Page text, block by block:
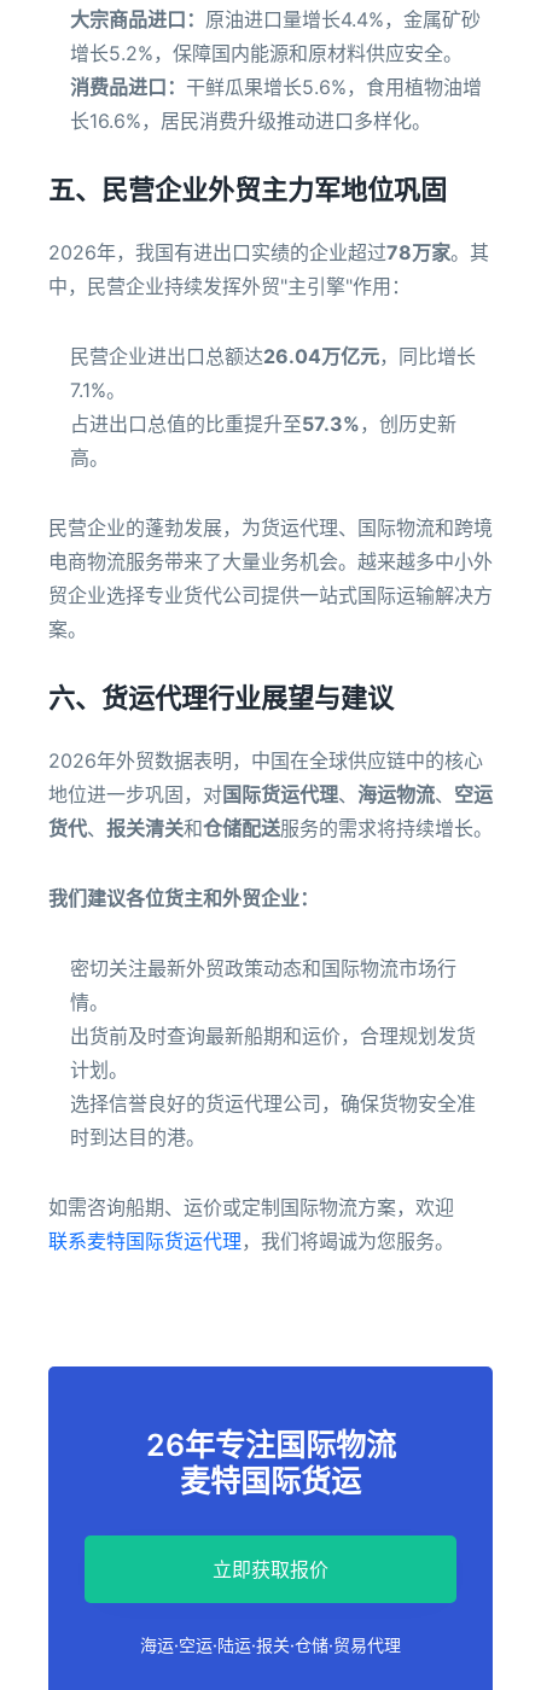
大宗商品进口： 原油进口量增长4.4%，金属矿砂
增长5.2%，保障国内能源和原材料供应安全。
消费品进口： 干鲜瓜果增长5.6%，食用植物油增
长16.6%，居民消费升级推动进口多样化。
五、民营企业外贸主力军地位巩固
2026年，我国有进出口实绩的企业超过78万家。其
中，民营企业持续发挥外贸"主引擎"作用：
民营企业进出口总额达26.04万亿元，同比增长
7.1%。
占进出口总值的比重提升至57.3% ，创历史新
高。
民营企业的蓬勃发展，为货运代理、国际物流和跨境
电商物流服务带来了大量业务机会。越来越多中小外
贸企业选择专业货代公司提供一站式国际运输解决方
案。
六、货运代理行业展望与建议
2026年外贸数据表明，中国在全球供应链中的核心
地位进一步巩固，对国际货运代理、 海运物流、 空运
货代、 报关清关和仓储配送服务的需求将持续增长。
我们建议各位货主和外贸企业：
密切关注最新外贸政策动态和国际物流市场行
情。
出货前及时查询最新船期和运价，合理规划发货
计划。
选择信誉良好的货运代理公司，确保货物安全准
时到达目的港。
如需咨询船期、运价或定制国际物流方案，欢迎
联系麦特国际货运代理 ，我们将竭诚为您服务。
26年专注国际物流
麦特国际货运
立即获取报价
海运·空运·陆运·报关·仓储·贸易代理